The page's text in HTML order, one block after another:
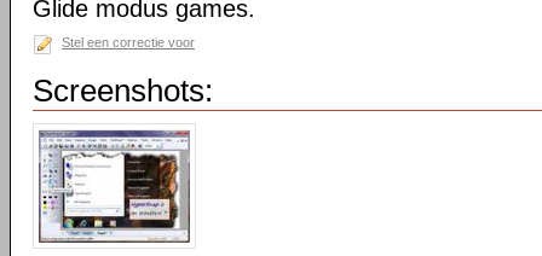
Glide modus games.
Stel een correctie voor
Screenshots: